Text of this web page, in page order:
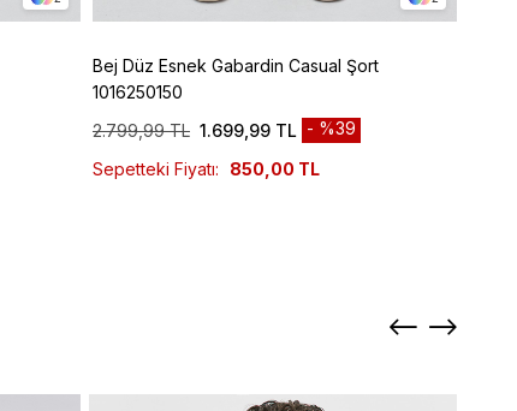
Bej Düz Esnek Gabardin Casual Şort
1016250150
2.799,99 TL 1.699,99 TL
%39
Sepetteki Fiyatı:
850,00 TL